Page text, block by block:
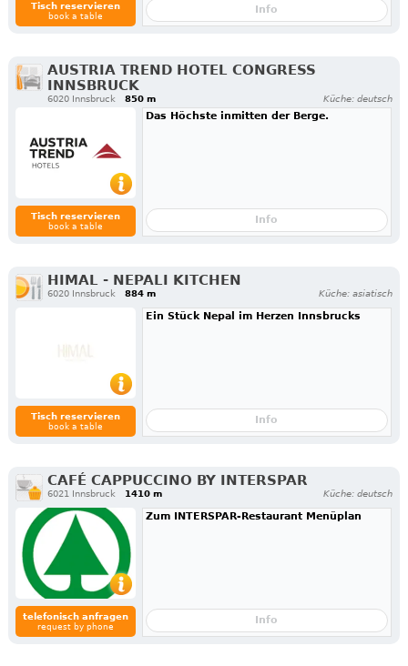
Tisch reservieren
book a table
Info
AUSTRIA TREND HOTEL CONGRESS
INNSBRUCK
6020 Innsbruck 850 m Küche: deutsch
Tisch reservieren
book a table
Das Höchste inmitten der Berge.
Info
HIMAL - NEPALI KITCHEN
6020 Innsbruck 884 m Küche: asiatisch
Tisch reservieren
book a table
Ein Stück Nepal im Herzen Innsbrucks
Info
CAFÉ CAPPUCCINO BY INTERSPAR
6021 Innsbruck 1410 m Küche: deutsch
telefonisch anfragen
request by phone
Zum INTERSPAR-Restaurant Menüplan
Info